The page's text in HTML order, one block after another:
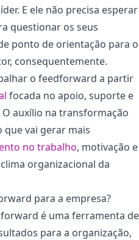
E ele não precisa esperar
questionar os seus
ponto de orientação para o
consequentemente.
o feedforward a partir
focada no apoio, suporte e
auxílio na transformação
vai gerar mais
no trabalho, motivação e
organizacional da
para a empresa?
é uma ferramenta de
para a organização,